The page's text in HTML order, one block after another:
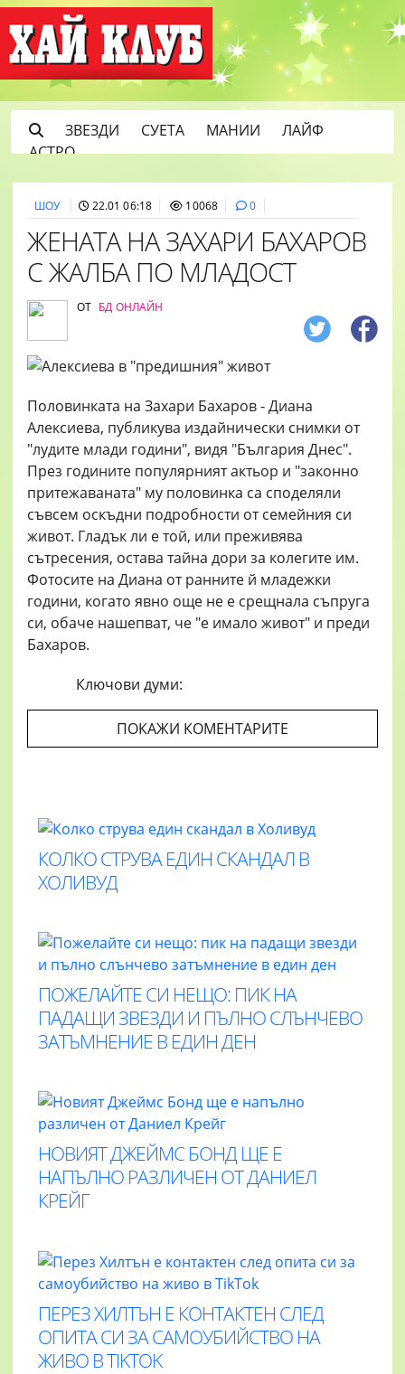
ЗВЕЗДИ СУЕТА МАНИИ
ЛАЙФ
АСТРО
ШОУ 22.01 06:18 10068 0
ЖЕНАТА НА ЗАХАРИ БАХАРОВ
С ЖАЛБА ПО МЛАДОСТ
ОТ БД ОНЛАЙН
Половинката на Захари Бахаров - Диана
Алексиева, публикува издайнически снимки от
"лудите млади години", видя "България Днес".
През годините популярният актьор и "законно
притежаваната" му половинка са споделяли
съвсем оскъдни подробности от семейния си
живот. Гладък ли е той, или преживява
сътресения, остава тайна дори за колегите им.
Фотосите на Диана от ранните й младежки
години, когато явно още не е срещнала съпруга
си, обаче нашепват, че "е имало живот" и преди
Бахаров.
Ключови думи:
ПОКАЖИ КОМЕНТАРИТЕ
КОЛКО СТРУВА ЕДИН СКАНДАЛ В
ХОЛИВУД
ПОЖЕЛАЙТЕ СИ НЕЩО: ПИК НА
ПАДАЩИ ЗВЕЗДИ И ПЪЛНО СЛЪНЧЕВО
ЗАТЪМНЕНИЕ В ЕДИН ДЕН
НОВИЯТ ДЖЕЙМС БОНД ЩЕ Е
НАПЪЛНО РАЗЛИЧЕН ОТ ДАНИЕЛ
КРЕЙГ
ПЕРЕЗ ХИЛТЪН Е КОНТАКТЕН СЛЕД
ОПИТА СИ ЗА САМОУБИЙСТВО НА
ЖИВО В TIKTOK